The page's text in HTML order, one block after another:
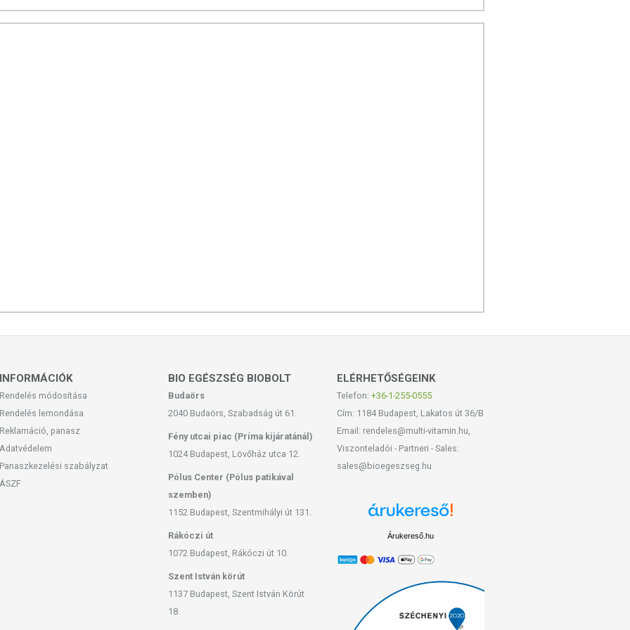
viszont csupán akkor ha elegendő mennyiségű vas, B1- és
és a metionin jelen van a táplálékunkban. A karnitin szintézise
az izomláz csökkentésében
fokozza a szívizom erőnlétét
korlátozott mérték a karnitin termelése, ezért különösen a
és tejtermékek tartalmazzák nagyobb mennyiségben, a
szintjének csökkenéséhez vezethet.
kimerültséggel, illetve az idős korral együtt jár a szervezet
adagok esetén sincs ismert mellékhatása
okozhat a bélbaktériumok karnitin bontása miatt.
karbonát, L-karnitin, emulgeálószer: mikrokristályos
csomódást gátló anyagok: (zsírsavak magnézium sói,
frissítjük, törekszünk arra, hogy naprakészek legyenek.
ennek ellenére a webshopon szereplő adatok (beleértve a
információkat is) csak tájékoztató jellegűek, a tényleges
uniós szabályozás szerint élelmiszereknek minősülnek,
szolgálják, és koncentrált formában tartalmaznak
INFORMÁCIÓK
Rendelés módosítása
Rendelés lemondása
Reklamáció, panasz
Adatvédelem
Panaszkezelési szabályzat
ÁSZF
BIO EGÉSZSÉG BIOBOLT
Budaörs
2040 Budaörs, Szabadság út 61.
Fény utcai piac (Príma kijáratánál)
1024 Budapest, Lövőház utca 12.
Pólus Center (Pólus patikával
szemben)
1152 Budapest, Szentmihályi út 131.
Rákóczi út
1072 Budapest, Rákóczi út 10.
Szent István körút
1137 Budapest, Szent István Körút
18.
ELÉRHETŐSÉGEINK
Telefon: +36-1-255-0555
Cím: 1184 Budapest, Lakatos út 36/B
Email: rendeles@multi-vitamin.hu,
Viszonteladói - Partneri - Sales:
sales@bioegeszseg.hu
Árukereső.hu